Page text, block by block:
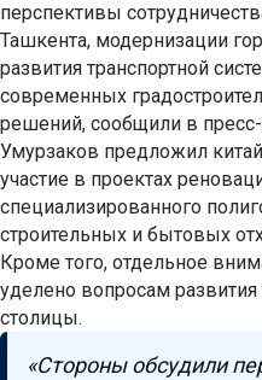
перспективы
Ташкента, модернизации
развития транспортной
современных
решений, сообщили в
Умурзаков предложил
участие в проектах
специализированного
строительных и бытовых
Кроме того, отдельное
уделено вопросам
столицы.
«Стороны обсудили